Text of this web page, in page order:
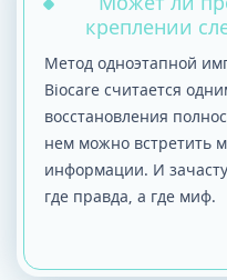
креплении
Метод одноэтапной
Biocare считается
восстановления
нем можно встретить
информации. И
где правда, а где миф.